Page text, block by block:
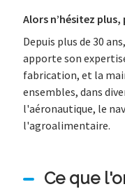
Alors n’hésitez plus,
Depuis plus de 30
apporte son
fabrication, et la
ensembles, dans
l'aéronautique, le
l'agroalimentaire.
Ce que